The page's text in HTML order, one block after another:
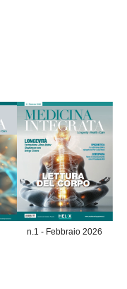
n.1 - Febbraio 2026